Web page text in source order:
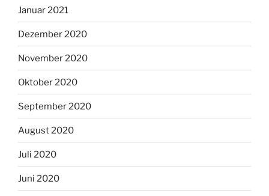
Januar 2021
Dezember 2020
November 2020
Oktober 2020
September 2020
August 2020
Juli 2020
Juni 2020